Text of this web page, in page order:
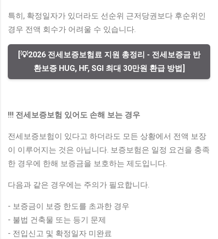
특히, 확정일자가 있더라도 선순위 근저당권보다 후순위인
경우 전액 회수가 어려울 수 있습니다.
[💡2026 전세보증보험료 지원 총정리 - 전세보증금 반
환보증 HUG, HF, SGI 최대 30만원 환급 방법]
!!! 전세보증보험 있어도 손해 보는 경우
전세보증보험이 있다고 하더라도 모든 상황에서 전액 보장
이 이루어지는 것은 아닙니다. 보증보험은 일정 요건을 충족
한 경우에 한해 보증금을 보호하는 제도입니다.
다음과 같은 경우에는 주의가 필요합니다.
- 보증금이 보증 한도를 초과한 경우
- 불법 건축물 또는 등기 문제
- 전입신고 및 확정일자 미완료